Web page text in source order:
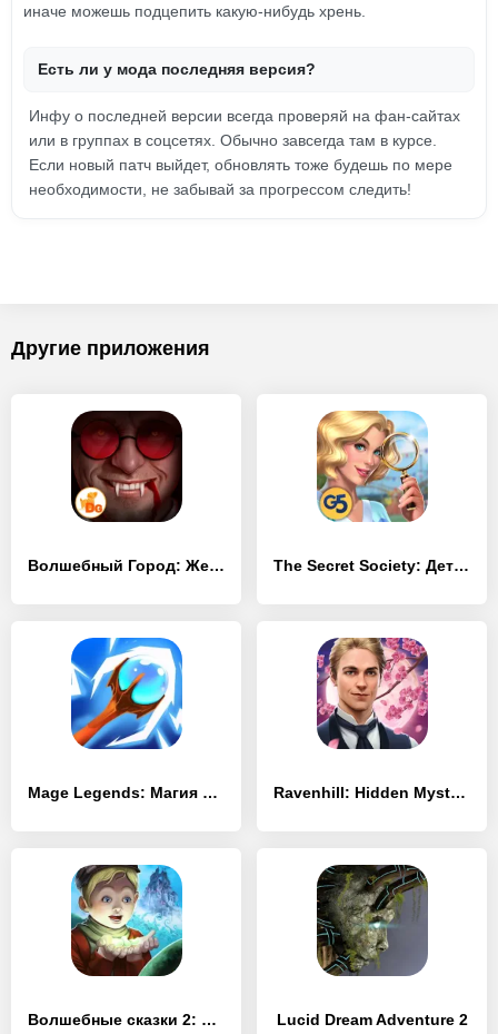
иначе можешь подцепить какую-нибудь хрень.
Есть ли у мода последняя версия?
Инфу о последней версии всегда проверяй на фан-сайтах
или в группах в соцсетях. Обычно завсегда там в курсе.
Если новый патч выйдет, обновлять тоже будешь по мере
необходимости, не забывай за прогрессом следить!
Другие приложения
Волшебный Город: Желание The Secret Society: Детектив
Mage Legends: Магия лучник Ravenhill: Hidden Mystery
Волшебные сказки 2: Бобовый стебель (Full) Lucid Dream Adventure 2